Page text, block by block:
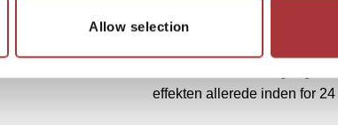
Allow selection
blevet praktiseret i
urter, som sammen med
Anvend Perozin® 3 gange
effekten allerede inden for 24